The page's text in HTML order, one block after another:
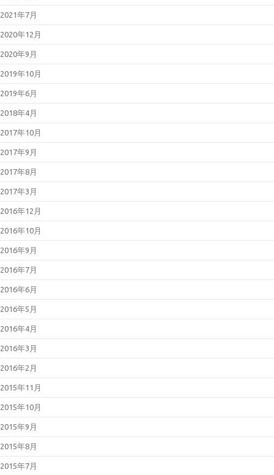
2021年7月
2020年12月
2020年9月
2019年10月
2019年6月
2018年4月
2017年10月
2017年9月
2017年8月
2017年3月
2016年12月
2016年10月
2016年9月
2016年7月
2016年6月
2016年5月
2016年4月
2016年3月
2016年2月
2015年11月
2015年10月
2015年9月
2015年8月
2015年7月